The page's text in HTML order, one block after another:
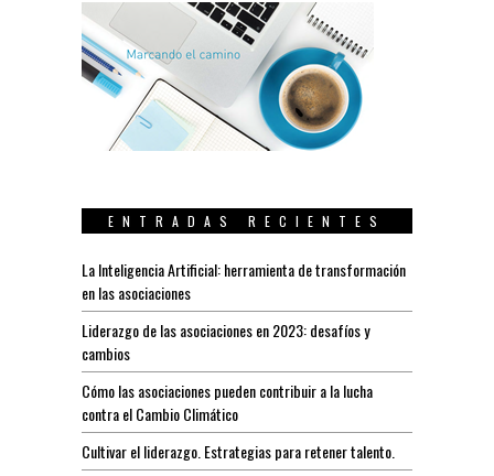
ENTRADAS RECIENTES
La Inteligencia Artificial: herramienta de transformación
en las asociaciones
Liderazgo de las asociaciones en 2023: desafíos y
cambios
Cómo las asociaciones pueden contribuir a la lucha
contra el Cambio Climático
Cultivar el liderazgo. Estrategias para retener talento.